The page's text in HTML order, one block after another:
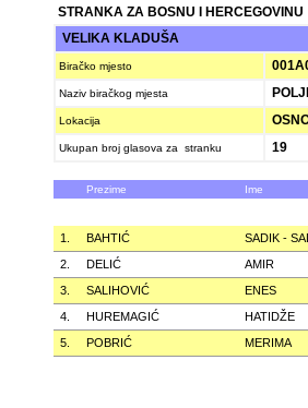
STRANKA ZA BOSNU I HERCEGOVINU
VELIKA KLADUŠA
Biračko mjesto
Naziv biračkog mjesta
Lokacija
Ukupan broj glasova za stranku 19
Prezime Ime
1. BAHTIĆ
SADIK -
2.
DELIĆ
AMIR
3.
SALIHOVIĆ
ENES
4.
HUREMAGIĆ
HATIDŽE
5.
POBRIĆ MERIMA